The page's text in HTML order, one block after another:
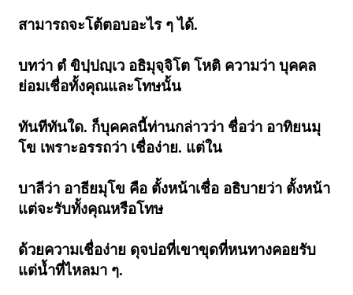
สามารถจะโต้ตอบอะไร ๆ ได้.
บทว่า ตํ ขิปฺปญฺเว อธิมุจฺจิโต โหติ ความว่า บุคคล
ย่อมเชื่อทั้งคุณและโทษนั้น
ทันทีทันใด. ก็บุคคลนี้ท่านกล่าวว่า ชื่อว่า อาทิยนมุ
โข เพราะอรรถว่า เชื่อง่าย. แต่ใน
บาลีว่า อาธียมุโข คือ ตั้งหน้าเชื่อ อธิบายว่า ตั้งหน้า
แต่จะรับทั้งคุณหรือโทษ
ด้วยความเชื่อง่าย ดุจบ่อที่เขาขุดที่หนทางคอยรับ
แต่น้ำที่ไหลมา ๆ.